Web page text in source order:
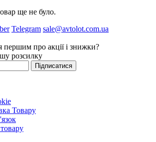
ще не було.
Telegram sale@avtolot.com.ua
першим про акції і знижки?
розсилку
Підписатися
Товару